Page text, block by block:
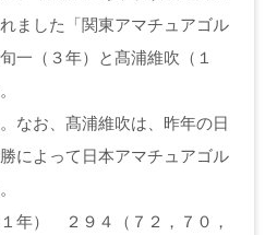
ました「関東アマチュアゴル
一（３年）と髙浦維吹（１
なお、髙浦維吹は、昨年の日
によって日本アマチュアゴル
年） ２９４（７２，７０，